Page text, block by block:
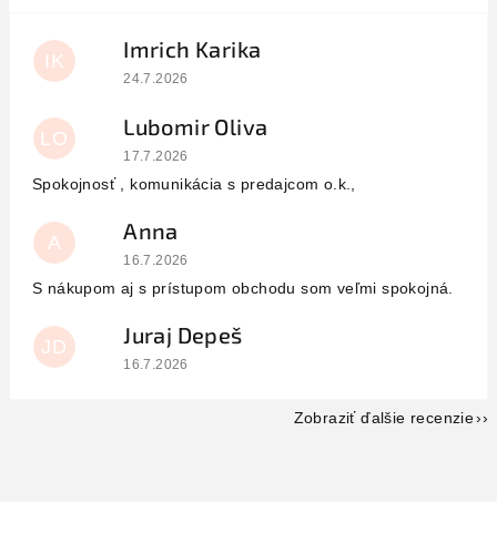
IK Imrich Karika
Hodnotenie obchodu je 5 z 5 hviezdičiek.
24.7.2026
LO Lubomir Oliva
Hodnotenie obchodu je 5 z 5 hviezdičiek.
17.7.2026
Spokojnosť , komunikácia s predajcom o.k.,
A Anna
Hodnotenie obchodu je 5 z 5 hviezdičiek.
16.7.2026
S nákupom aj s prístupom obchodu som veľmi spokojná.
JD Juraj Depeš
Hodnotenie obchodu je 5 z 5 hviezdičiek.
16.7.2026
Zobraziť ďalšie recenzie